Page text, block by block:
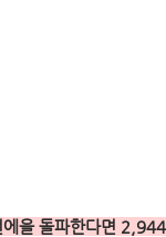
에을 돌파한다면